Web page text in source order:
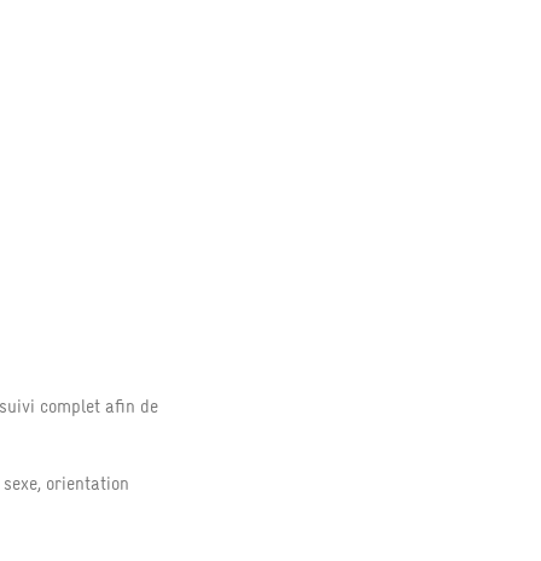
complet afin de
orientation